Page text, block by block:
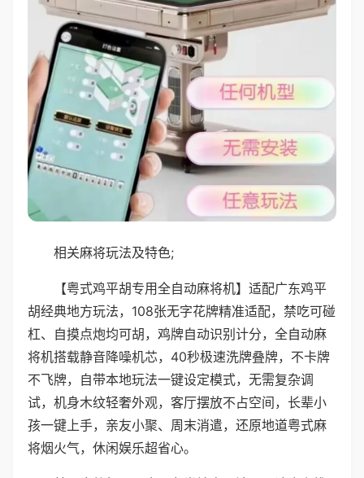
相关麻将玩法及特色;
【粤式鸡平胡专用全自动麻将机】适配广东鸡平
胡经典地方玩法，108张无字花牌精准适配，禁吃可碰
杠、自摸点炮均可胡，鸡牌自动识别计分，全自动麻
将机搭载静音降噪机芯，40秒极速洗牌叠牌，不卡牌
不飞牌，自带本地玩法一键设定模式，无需复杂调
试，机身木纹轻奢外观，客厅摆放不占空间，长辈小
孩一键上手，亲友小聚、周末消遣，还原地道粤式麻
将烟火气，休闲娱乐超省心。